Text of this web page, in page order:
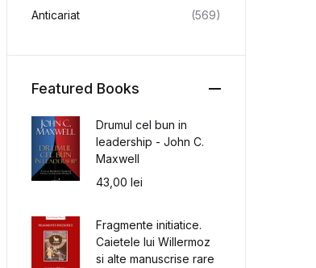
Anticariat (569)
Featured Books
Drumul cel bun in
leadership - John C.
Maxwell
43,00lei
Fragmente initiatice.
Caietele lui Willermoz
si alte manuscrise rare